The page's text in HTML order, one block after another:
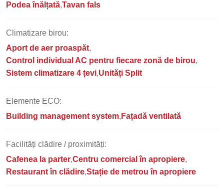
Podea înălțată Tavan fals
Climatizare birou:
Aport de aer proaspăt
Control individual AC pentru fiecare zonă de birou
Sistem climatizare 4 țevi Unități Split
Elemente ECO:
Building management system Fațadă ventilată
Facilități clădire / proximități:
Cafenea la parter Centru comercial în apropiere
Restaurant în clădire Stație de metrou în apropiere